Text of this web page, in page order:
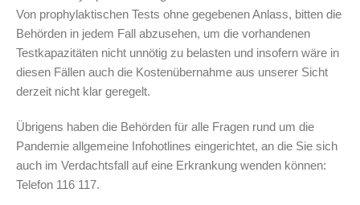
Von prophylaktischen Tests ohne gegebenen Anlass, bitten die
Behörden in jedem Fall abzusehen, um die vorhandenen
Testkapazitäten nicht unnötig zu belasten und insofern wäre in
diesen Fällen auch die Kostenübernahme aus unserer Sicht
derzeit nicht klar geregelt.
Übrigens haben die Behörden für alle Fragen rund um die
Pandemie allgemeine Infohotlines eingerichtet, an die Sie sich
auch im Verdachtsfall auf eine Erkrankung wenden können:
Telefon 116 117.